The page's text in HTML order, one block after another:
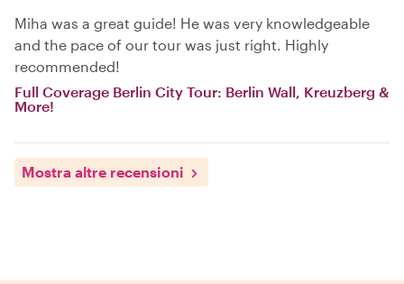
Miha was a great guide! He was very knowledgeable
and the pace of our tour was just right. Highly
recommended!
Full Coverage Berlin City Tour: Berlin Wall, Kreuzberg &
More!
Mostra altre recensioni